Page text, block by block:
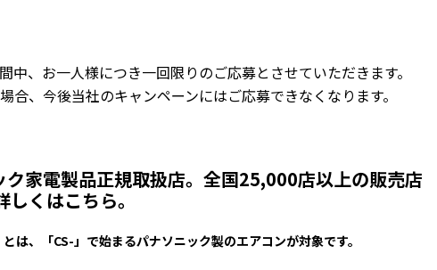
中、お一人様につき一回限りのご応募とさせていただきます。
合、今後当社のキャンペーンにはご応募できなくなります。
は、 「CS-」で始まるパナソニック製のエアコンが対象です。